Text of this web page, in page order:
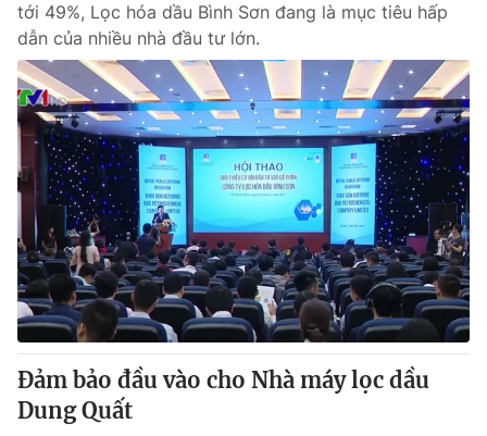
tới 49%, Lọc hóa dầu Bình Sơn đang là mục tiêu hấp
dẫn của nhiều nhà đầu tư lớn.
Đảm bảo đầu vào cho Nhà máy lọc dầu
Dung Quất